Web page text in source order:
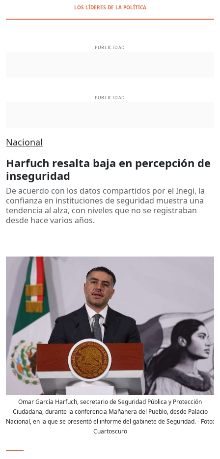
LOS LÍDERES DE LA POLÍTICA
PUBLICIDAD
PUBLICIDAD
Nacional
Harfuch resalta baja en percepción de
inseguridad
De acuerdo con los datos compartidos por el Inegi, la
confianza en instituciones de seguridad muestra una
tendencia al alza, con niveles que no se registraban
desde hace varios años.
Omar García Harfuch, secretario de Seguridad Pública y Protección
Ciudadana, durante la conferencia Mañanera del Pueblo, desde Palacio
Nacional, en la que se presentó el informe del gabinete de Seguridad.- Foto:
Cuartoscuro